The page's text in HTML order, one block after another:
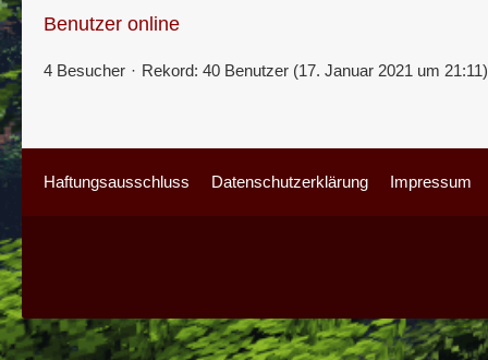
Benutzer online
4 Besucher Rekord: 40 Benutzer (17. Januar 2021 um 21:11)
Haftungsausschluss Datenschutzerklärung Impressum